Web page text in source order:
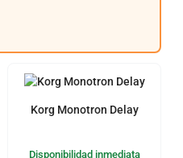
Korg Monotron Delay
Disponibilidad inmediata